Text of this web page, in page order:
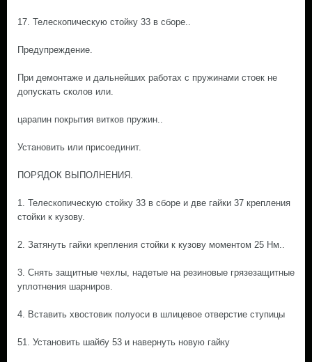
17. Телескопическую стойку 33 в сборе..
Предупреждение.
При демонтаже и дальнейших работах с пружинами стоек не
допускать сколов или.
царапин покрытия витков пружин..
Установить или присоединит.
ПОРЯДОК ВЫПОЛНЕНИЯ.
1. Телескопическую стойку 33 в сборе и две гайки 37 крепления
стойки к кузову.
2. Затянуть гайки крепления стойки к кузову моментом 25 Нм..
3. Снять защитные чехлы, надетые на резиновые грязезащитные
уплотнения шарниров.
4. Вставить хвостовик полуоси в шлицевое отверстие ступицы
51. Установить шайбу 53 и навернуть новую гайку